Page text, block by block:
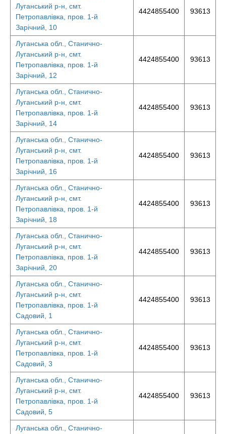
Луганський р-н, смт.
Петропавлівка, пров. 1-й
Зарічний, 10
4424855400 93613
Луганська обл., Станично-
Луганський р-н, смт.
Петропавлівка, пров. 1-й
Зарічний, 12
4424855400 93613
Луганська обл., Станично-
Луганський р-н, смт.
Петропавлівка, пров. 1-й
Зарічний, 14
4424855400 93613
Луганська обл., Станично-
Луганський р-н, смт.
Петропавлівка, пров. 1-й
Зарічний, 16
4424855400 93613
Луганська обл., Станично-
Луганський р-н, смт.
Петропавлівка, пров. 1-й
Зарічний, 18
4424855400 93613
Луганська обл., Станично-
Луганський р-н, смт.
Петропавлівка, пров. 1-й
Зарічний, 20
4424855400 93613
Луганська обл., Станично-
Луганський р-н, смт.
Петропавлівка, пров. 1-й
Садовий, 1
4424855400 93613
Луганська обл., Станично-
Луганський р-н, смт.
Петропавлівка, пров. 1-й
Садовий, 3
4424855400 93613
Луганська обл., Станично-
Луганський р-н, смт.
Петропавлівка, пров. 1-й
Садовий, 5
4424855400 93613
Луганська обл., Станично-